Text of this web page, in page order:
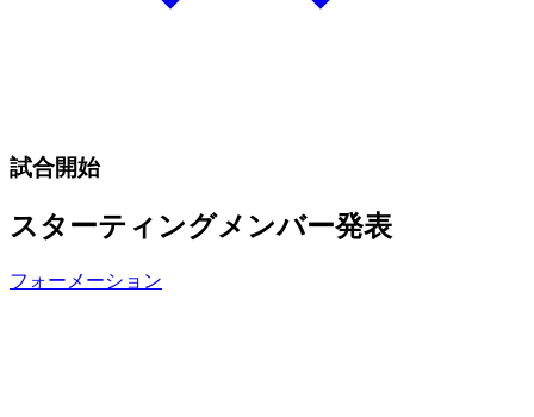
試合開始
スターティングメンバー発表
フォーメーション